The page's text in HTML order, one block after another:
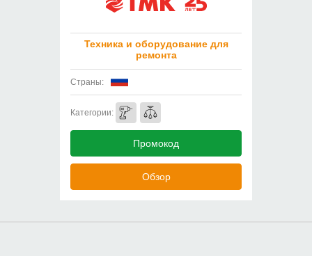
Техника и оборудование для
ремонта
Страны:
Категории:
Промокод
Обзор